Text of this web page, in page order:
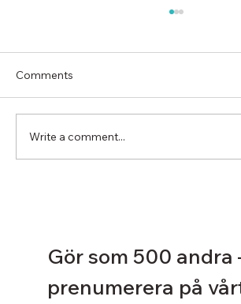
Comments
Write a comment...
Gör som 500 andra
prenumerera på